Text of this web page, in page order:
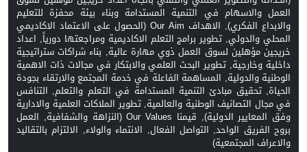
العمل والاسهام في التنمية المستدامة وبناء بيئة محفزة للتعليم
والابداع الفكري), الاهداف Our Aim (الحصول على الاعتماد الاكاديمي
المحلي والدولي, تطوير برامج التعلم الاكاديمية ومراجعتها دورياً, اعداد
خريجين مؤهلين لسوق العمل ذوي مهارة عالية, بناء شراكات ستراتيجية
داخلية وخارجية, تطوير البحث العلمي والابتكار في مجالات ذات الاهمية
الوطنية والدولية, المساهمة الفاعلة في خدمة المجتمع والارتقاء بجودة
الحياة, تحقيق مبادئ التنمية المستدامة في التعلم والتعلم, التنافس
في مجال التصانيف الوطنية والعالمية, تطوير الملاكات العلمية والادارية
وفق المعايير الدولية), قيمنا Our Values (النزاهة والشفافية, العمل
بروح الفريق الواحد, التواصل الفعال, الانتماء والولاء, الالتزام بالتقاليد
والاعراف المجتمعية)